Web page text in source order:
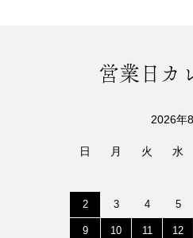
営業日カ
2026年
日 月 火 水
2 3 4 5
9 10 11 12